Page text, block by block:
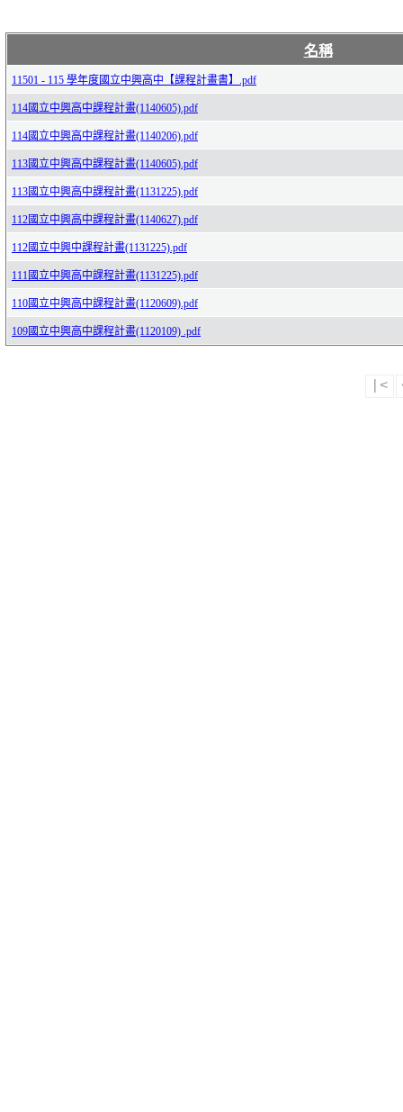
名稱
11501 - 115 學年度國立中興高中【課程計畫書】.pdf
114國立中興高中課程計畫(1140605).pdf
114國立中興高中課程計畫(1140206).pdf
113國立中興高中課程計畫(1140605).pdf
113國立中興高中課程計畫(1131225).pdf
112國立中興高中課程計畫(1140627).pdf
112國立中興中課程計畫(1131225).pdf
111國立中興高中課程計畫(1131225).pdf
110國立中興高中課程計畫(1120609).pdf
109國立中興高中課程計畫(1120109) .pdf
|<